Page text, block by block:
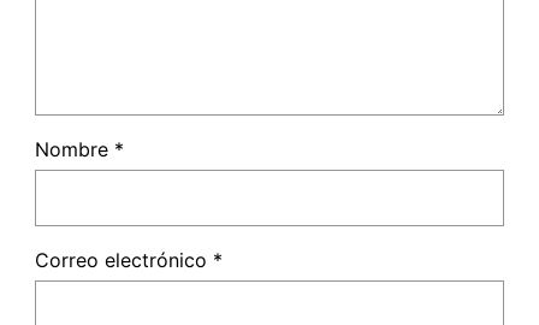
Nombre *
Correo electrónico *